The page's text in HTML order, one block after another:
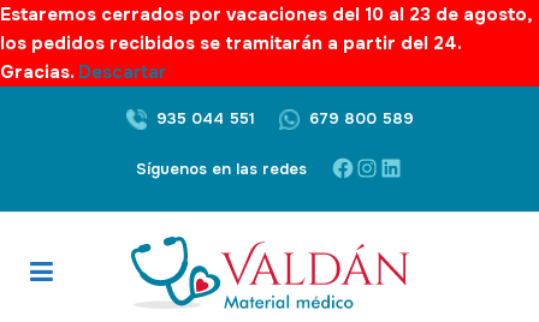
Estaremos cerrados por vacaciones del 10 al 23 de agosto,
los pedidos recibidos se tramitarán a partir del 24.
Gracias. Descartar
935 044 551 679 800 589
Síguenos en las redes Facebook
Instagram
LinkedIn